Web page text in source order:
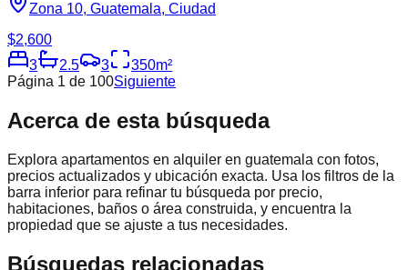
Zona 10, Guatemala, Ciudad
$2,600
3
2.5 3 350m²
Página 1 de 100Siguiente
Acerca de esta búsqueda
Explora apartamentos en alquiler en guatemala con fotos,
precios actualizados y ubicación exacta. Usa los filtros de la
barra inferior para refinar tu búsqueda por precio,
habitaciones, baños o área construida, y encuentra la
propiedad que se ajuste a tus necesidades.
Búsquedas relacionadas